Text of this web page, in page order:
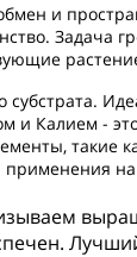
и
Задача
субстрата.
и Калием -
такие
применения на